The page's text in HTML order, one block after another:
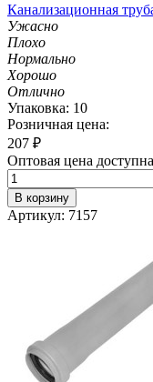
Канализационная
Ужасно
Плохо
Нормально
Хорошо
Отлично
Упаковка: 10
Розничная цена:
207 ₽
Оптовая цена
В корзину
Артикул: 7157